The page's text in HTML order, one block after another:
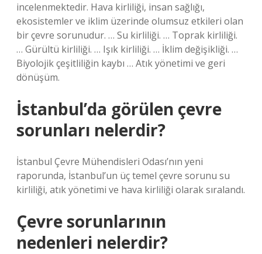
incelenmektedir. Hava kirliliği, insan sağlığı,
ekosistemler ve iklim üzerinde olumsuz etkileri olan
bir çevre sorunudur. … Su kirliliği. … Toprak kirliliği.
… Gürültü kirliliği. … Işık kirliliği. … İklim değişikliği. …
Biyolojik çeşitliliğin kaybı … Atık yönetimi ve geri
dönüşüm.
İstanbul’da görülen çevre
sorunları nelerdir?
İstanbul Çevre Mühendisleri Odası’nın yeni
raporunda, İstanbul’un üç temel çevre sorunu su
kirliliği, atık yönetimi ve hava kirliliği olarak sıralandı.
Çevre sorunlarının
nedenleri nelerdir?